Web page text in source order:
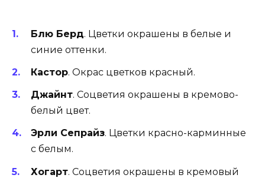
Блю Берд. Цветки окрашены в белые и
синие оттенки.
Кастор. Окрас цветков красный.
Джайнт. Соцветия окрашены в кремово-
белый цвет.
Эрли Сепрайз. Цветки красно-карминные
с белым.
Хогарт. Соцветия окрашены в кремовый